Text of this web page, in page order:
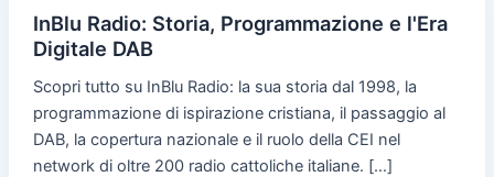
InBlu Radio: Storia, Programmazione e l'Era
Digitale DAB
Scopri tutto su InBlu Radio: la sua storia dal 1998, la
programmazione di ispirazione cristiana, il passaggio al
DAB, la copertura nazionale e il ruolo della CEI nel
network di oltre 200 radio cattoliche italiane. […]